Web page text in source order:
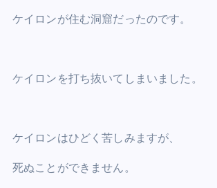
ケイロンが住む洞窟だったのです。
ケイロンを打ち抜いてしまいました。
ケイロンはひどく苦しみますが、
死ぬことができません。